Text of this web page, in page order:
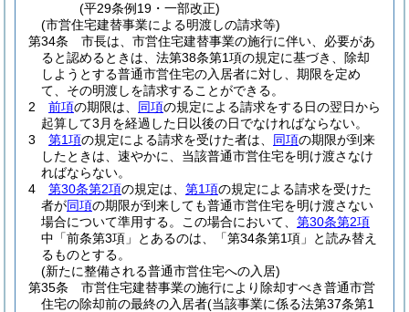
(平29条例19・一部改正)
(市営住宅建替事業による明渡しの請求等)
第34条
市長は、市営住宅建替事業の施行に伴い、必要があ
ると認めるときは、法第38条第1項の規定に基づき、除却
しようとする普通市営住宅の入居者に対し、期限を定め
て、その明渡しを請求することができる。
2
前項の期限は、 同項の規定による請求をする日の翌日から
起算して3月を経過した日以後の日でなければならない。
3
第1項の規定による請求を受けた者は、 同項の期限が到来
したときは、速やかに、当該普通市営住宅を明け渡さなけ
ればならない。
4
第30条第2項の規定は、 第1項の規定による請求を受けた
者が同項の期限が到来しても普通市営住宅を明け渡さない
場合について準用する。
この場合において、 第30条第2項
中「前条第3項」とあるのは、「第34条第1項」と読み替え
るものとする。
(新たに整備される普通市営住宅への入居)
第35条
市営住宅建替事業の施行により除却すべき普通市営
住宅の除却前の最終の入居者(当該事業に係る法第37条第1